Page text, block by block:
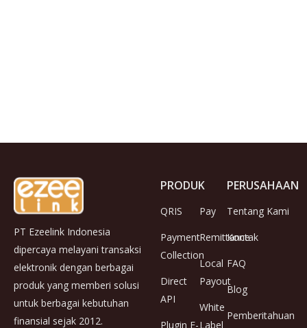
PT Ezeelink Indonesia
dipercaya melayani transaksi
elektronik dengan berbagai
produk yang memberi solusi
untuk berbagai kebutuhan
finansial sejak 2012.
PRODUK
QRIS
Payment
Collection
Direct
API
Plugin E-
Pay
Remittance
Local
Payout
White
Label
PERUSAHAAN
Tentang Kami
Kontak
FAQ
Blog
Pemberitahuan